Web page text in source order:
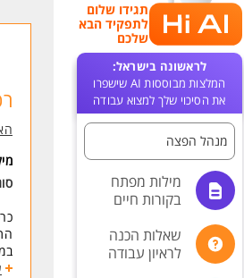
תגידו שלום
לתפקיד הבא
שלכם
לראשונה בישראל:
המלצות מבוססות AI שישפרו
את הסיכוי שלך למצוא עבודה
מנהל הפצה
מילות מפתח
בקורות חיים
שאלות הכנה
לראיון עבודה